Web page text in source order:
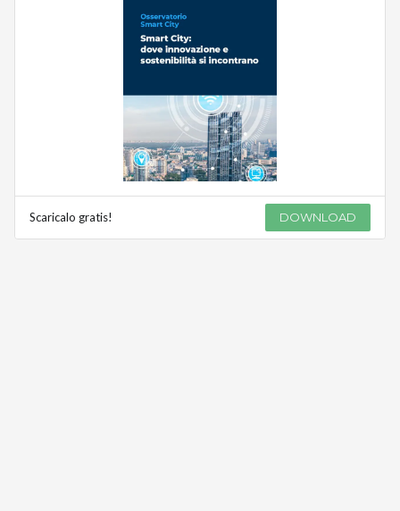
Scaricalo gratis! DOWNLOAD